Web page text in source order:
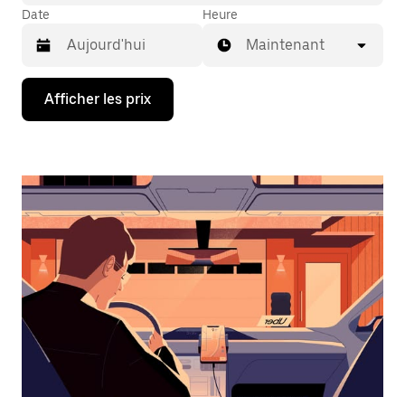
Date
Appuyez
la
bas
interagir
avec
calendrier
et
sélectionner
une
date.
Appuyez
Heure
Maintenant
Afficher les prix